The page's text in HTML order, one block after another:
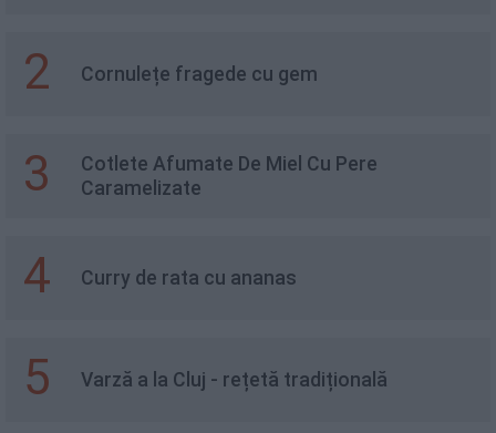
2 Cornulețe fragede cu gem
3
Cotlete Afumate De Miel Cu Pere
Caramelizate
4 Curry de rata cu ananas
5 Varză a la Cluj - rețetă tradițională